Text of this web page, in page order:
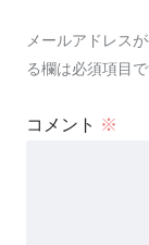
メールアドレス
る欄は必須項目
コメント ※